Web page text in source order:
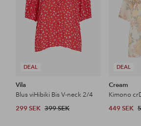
DEAL
Vila
Blus viHibiki Bis V-neck 2/4
299 SEK 399 SEK
DEAL
Cream
Kimono
449 SEK